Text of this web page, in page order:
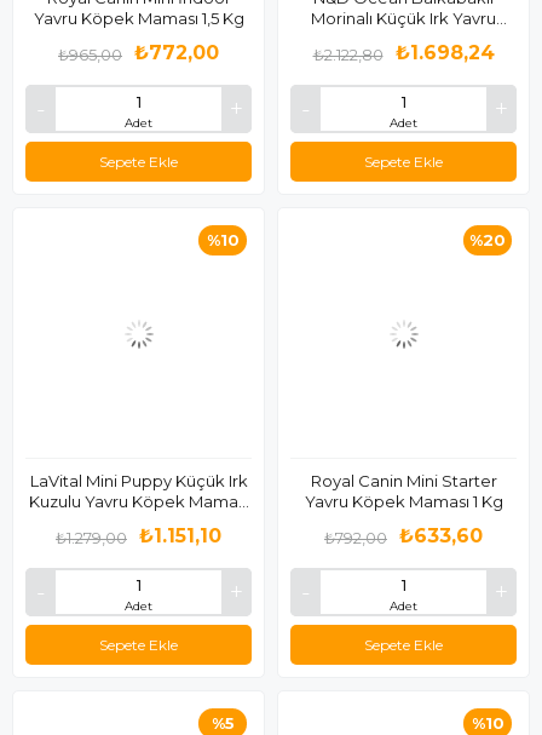
Yavru Köpek Maması 1,5 Kg
Adet
₺772,00
₺965,00
Sepete Ekle
Morinalı Küçük Irk Yavru
Adet
₺1.698,24
₺2.122,80
Sepete Ekle
LaVital Mini Puppy Küçük Irk
Kuzulu Yavru Köpek Maması
Adet
₺1.151,10
₺1.279,00
Sepete Ekle
%10
Royal Canin Mini Starter
Yavru Köpek Maması 1 Kg
Adet
₺633,60
₺792,00
Sepete Ekle
%20
%5 %10